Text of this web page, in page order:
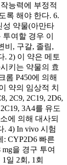
능력에 부정적
록 해야 한다. 6.
성 약물(아만타
여할 경우 이
비, 구갈, 졸림,
. 2) 이 약은 메토
키는 약물의 효
롬 P450에 의해
약의 임상적 치
2C9, 2C19, 2D6,
3A4를 유도
에 의해 대사되
. 4) In vivo 시험
: CYP2D6 빠른
mg을 경구 투여
일 2회, 1회